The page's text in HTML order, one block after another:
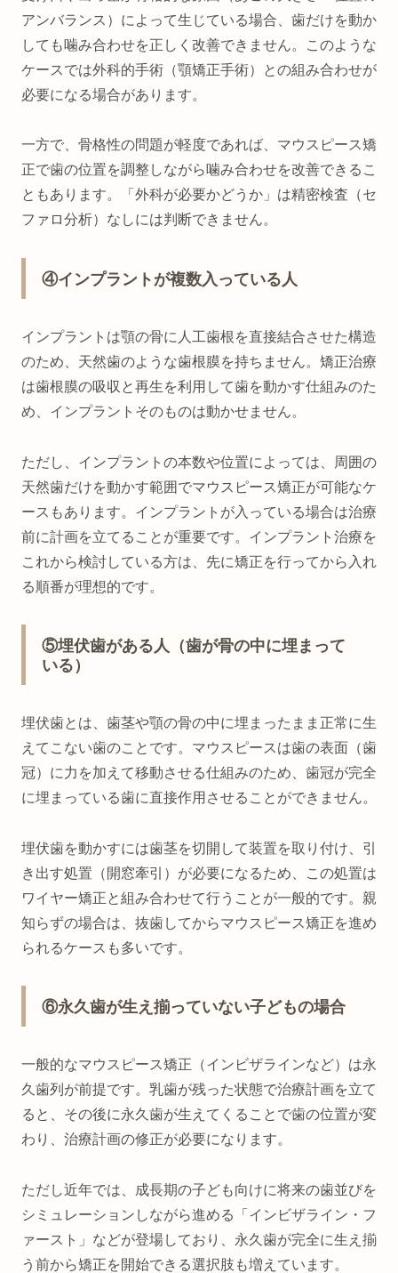
アンバランス）によって生じている場合、歯だけを動か
しても噛み合わせを正しく改善できません。このような
ケースでは外科的手術（顎矯正手術）との組み合わせが
必要になる場合があります。
一方で、骨格性の問題が軽度であれば、マウスピース矯
正で歯の位置を調整しながら噛み合わせを改善できるこ
ともあります。「外科が必要かどうか」は精密検査（セ
ファロ分析）なしには判断できません。
④インプラントが複数入っている人
インプラントは顎の骨に人工歯根を直接結合させた構造
のため、天然歯のような歯根膜を持ちません。矯正治療
は歯根膜の吸収と再生を利用して歯を動かす仕組みのた
め、インプラントそのものは動かせません。
ただし、インプラントの本数や位置によっては、周囲の
天然歯だけを動かす範囲でマウスピース矯正が可能なケ
ースもあります。インプラントが入っている場合は治療
前に計画を立てることが重要です。インプラント治療を
これから検討している方は、先に矯正を行ってから入れ
る順番が理想的です。
⑤埋伏歯がある人（歯が骨の中に埋まって
いる）
埋伏歯とは、歯茎や顎の骨の中に埋まったまま正常に生
えてこない歯のことです。マウスピースは歯の表面（歯
冠）に力を加えて移動させる仕組みのため、歯冠が完全
に埋まっている歯に直接作用させることができません。
埋伏歯を動かすには歯茎を切開して装置を取り付け、引
き出す処置（開窓牽引）が必要になるため、この処置は
ワイヤー矯正と組み合わせて行うことが一般的です。親
知らずの場合は、抜歯してからマウスピース矯正を進め
られるケースも多いです。
⑥永久歯が生え揃っていない子どもの場合
一般的なマウスピース矯正（インビザラインなど）は永
久歯列が前提です。乳歯が残った状態で治療計画を立て
ると、その後に永久歯が生えてくることで歯の位置が変
わり、治療計画の修正が必要になります。
ただし近年では、成長期の子ども向けに将来の歯並びを
シミュレーションしながら進める「インビザライン・フ
ァースト」などが登場しており、永久歯が完全に生え揃
う前から矯正を開始できる選択肢も増えています。